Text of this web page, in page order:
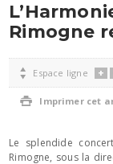
Rimogne
 Espace ligne +
 Imprimer cet
Le splendide
Rimogne, sous la